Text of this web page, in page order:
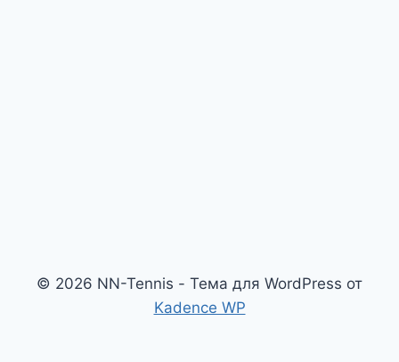
© 2026 NN-Tennis - Тема для WordPress от
Kadence WP